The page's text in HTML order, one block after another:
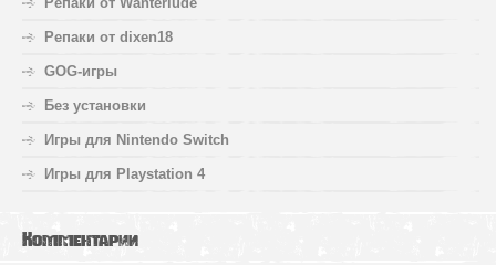
Репаки от dixen18
GOG-игры
Без установки
Игры для Nintendo Switch
Игры для Playstation 4
Комментарии